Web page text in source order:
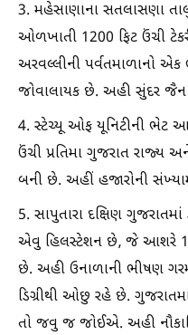
3. મહેસાણાના સતલાસણા
ઓળખાતી 1200 ફિટ ઉંચી
અરવલ્લીની પર્વતમાળાનો
જોવાલાયક છે. અહી સુંદર
4. સ્ટેચ્યૂ ઓફ યૂનિટીની ભેટ
ઉંચી પ્રતિમા ગુજરાત રાજ્ય
બની છે. અહીં હજારોની
5. સાપુતારા દક્ષિણ
એવુ હિલસ્ટેશન છે, જે આશરે
છે. અહી ઉનાળાની ભીષણ
ડિગ્રીથી ઓછુ રહે છે.
તો જવુ જ જોઈએ. અહી